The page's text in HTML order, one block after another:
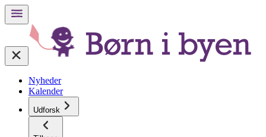
Nyheder
Kalender
Udforsk